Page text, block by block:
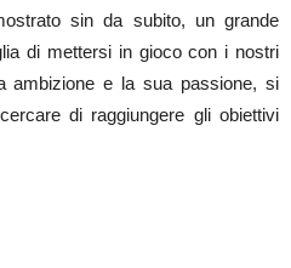
sin da subito, un grande
di mettersi in gioco con i nostri
ambizione e la sua passione, si
di raggiungere gli obiettivi